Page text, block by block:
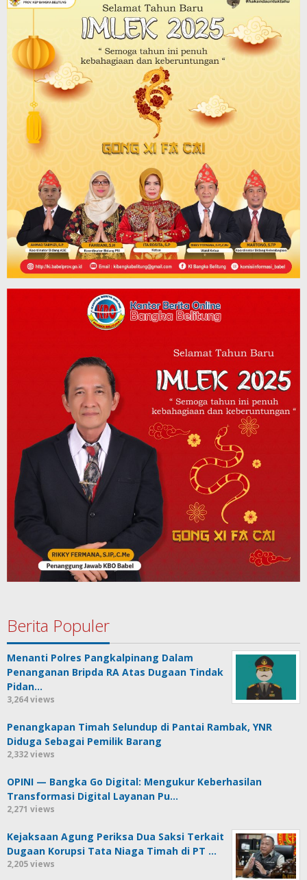
Berita Populer
Menanti Polres Pangkalpinang Dalam
Penanganan Bripda RA Atas Dugaan Tindak
Pidan…
3,264 views
Penangkapan Timah Selundup di Pantai Rambak, YNR
Diduga Sebagai Pemilik Barang
2,332 views
OPINI — Bangka Go Digital: Mengukur Keberhasilan
Transformasi Digital Layanan Pu…
2,271 views
Kejaksaan Agung Periksa Dua Saksi Terkait
Dugaan Korupsi Tata Niaga Timah di PT …
2,205 views